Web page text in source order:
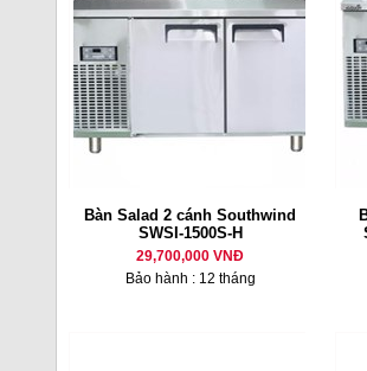
Bàn Salad 2 cánh Southwind
SWSI-1500S-H
29,700,000 VNĐ
Bảo hành : 12 tháng